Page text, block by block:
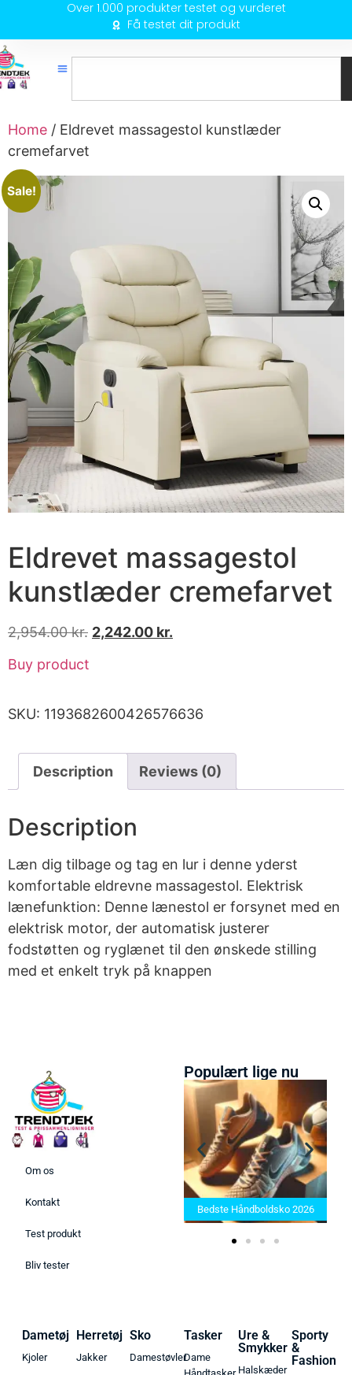
Over 1.000 produkter testet og vurderet
Få testet dit produkt
Home / Eldrevet massagestol kunstlæder
cremefarvet
Sale!
Eldrevet massagestol
kunstlæder cremefarvet
2,954.00kr. 2,242.00 kr.
Buy product
SKU: 1193682600426576636
Description Reviews (0)
Description
Læn dig tilbage og tag en lur i denne yderst
komfortable eldrevne massagestol. Elektrisk
lænefunktion: Denne lænestol er forsynet med en
elektrisk motor, der automatisk justerer
fodstøtten og ryglænet til den ønskede stilling
med et enkelt tryk på knappen
Om os
Kontakt
Test produkt
Bliv tester
Populært lige nu
Bedste Saunatæppe 2025 –
Find de bedste produkter her!
Bedste Håndboldsko 2026
Dametøj
Kjoler
Herretøj
Jakker
Sko
Damestøvler
Tasker
Dame
Ure &
Smykker
Halskæder
Sporty
&
Fashion